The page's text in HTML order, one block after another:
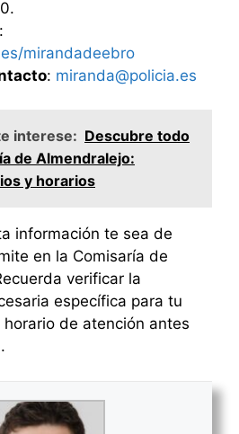
:
mirandadeebro
: miranda@policia.es
interese: Descubre todo
de Almendralejo:
y horarios
información te sea de
en la Comisaría de
verificar la
específica para tu
de atención antes